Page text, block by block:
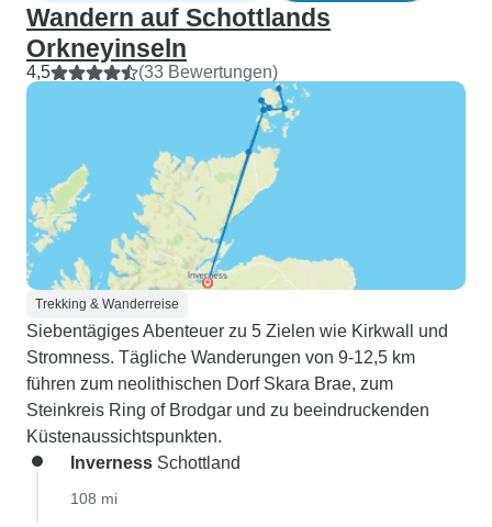
Wandern auf Schottlands
Orkneyinseln
4,5 (33 Bewertungen)
Trekking & Wanderreise
Siebentägiges Abenteuer zu 5 Zielen wie Kirkwall und
Stromness. Tägliche Wanderungen von 9-12,5 km
führen zum neolithischen Dorf Skara Brae, zum
Steinkreis Ring of Brodgar und zu beeindruckenden
Küstenaussichtspunkten.
Inverness Schottland
108 mi